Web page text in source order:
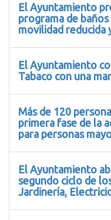
El Ayuntamiento
programa de
movilidad reducida
El Ayuntamiento
Tabaco con una
Más de 120
primera fase de la
para personas
El Ayuntamiento
segundo ciclo de
Jardinería,